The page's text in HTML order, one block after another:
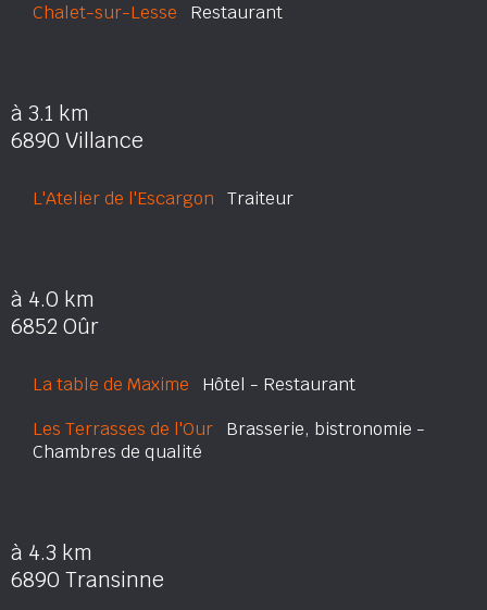
Chalet-sur-Lesse Restaurant
à 3.1 km
6890 Villance
L'Atelier de l'Escargon Traiteur
à 4.0 km
6852 Oûr
La table de Maxime Hôtel - Restaurant
Les Terrasses de l'Our Brasserie, bistronomie -
Chambres de qualité
à 4.3 km
6890 Transinne